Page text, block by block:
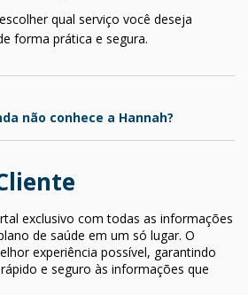
qual serviço você deseja
forma prática e segura.
não conhece a Hannah?
exclusivo com todas as informações
de saúde em um só lugar. O
experiência possível, garantindo
e seguro às informações que